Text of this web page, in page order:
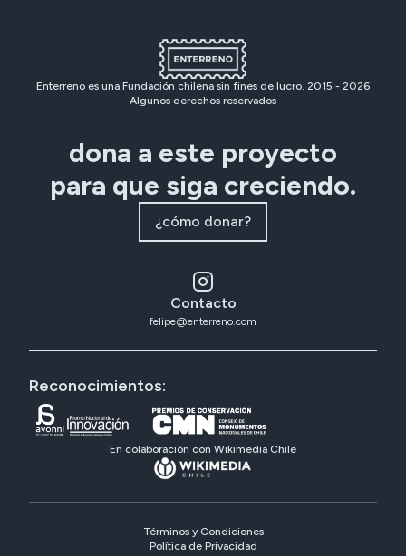
Enterreno es una Fundación chilena sin fines de lucro. 2015 - 2026
Algunos derechos reservados
dona a este proyecto
para que siga creciendo.
¿cómo donar?
Contacto
felipe@enterreno.com
Reconocimientos:
En colaboración con Wikimedia Chile
Términos y Condiciones
Política de Privacidad